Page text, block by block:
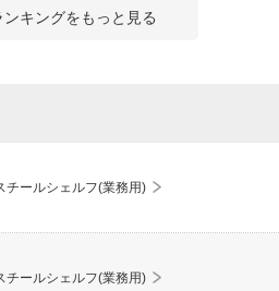
キングをもっと見る
チールシェルフ(業務用)
チールシェルフ(業務用)